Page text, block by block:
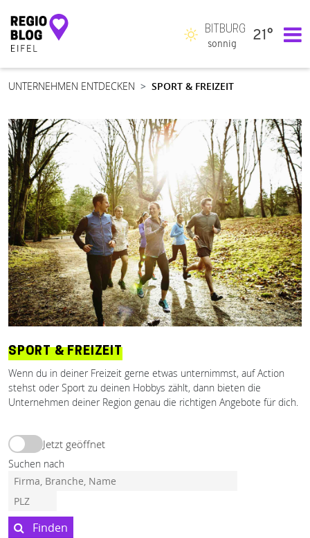
Hauptnavigation
BITBURG
sonnig
21°
UNTERNEHMEN ENTDECKEN SPORT & FREIZEIT
SPORT & FREIZEIT
Wenn du in deiner Freizeit gerne etwas unternimmst, auf Action
stehst oder Sport zu deinen Hobbys zählt, dann bieten die
Unternehmen deiner Region genau die richtigen Angebote für dich.
Jetzt geöffnet
Suchen nach
Finden